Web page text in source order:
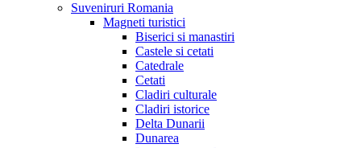
Suveniruri Romania
Magneti turistici
Biserici si manastiri
Castele si cetati
Catedrale
Cetati
Cladiri culturale
Cladiri istorice
Delta Dunarii
Dunarea